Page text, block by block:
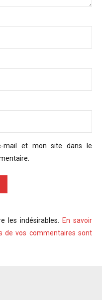
mail et mon site dans le
les indésirables.
En savoir
de vos commentaires sont